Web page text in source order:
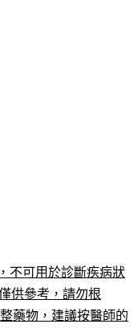
不可用於診斷疾病狀
供參考，請勿根
藥物，建議按醫師的